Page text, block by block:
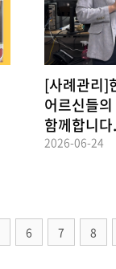
[사례관리]
어르신들
함께합니다.
2026-06-24
6 7 8